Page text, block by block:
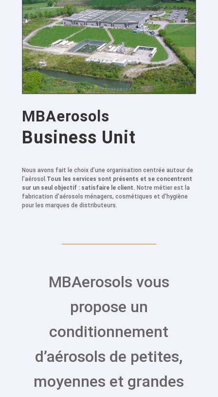
MBAerosols
Business Unit
Nous avons fait le choix d’une organisation centrée autour de
l’aérosol.Tous les services sont présents et se concentrent
sur un seul objectif : satisfaire le client. Notre métier est la
fabrication d’aérosols ménagers, cosmétiques et d’hygiène
pour les marques de distributeurs.
MBAerosols vous
propose un
conditionnement
d’aérosols de petites,
moyennes et grandes